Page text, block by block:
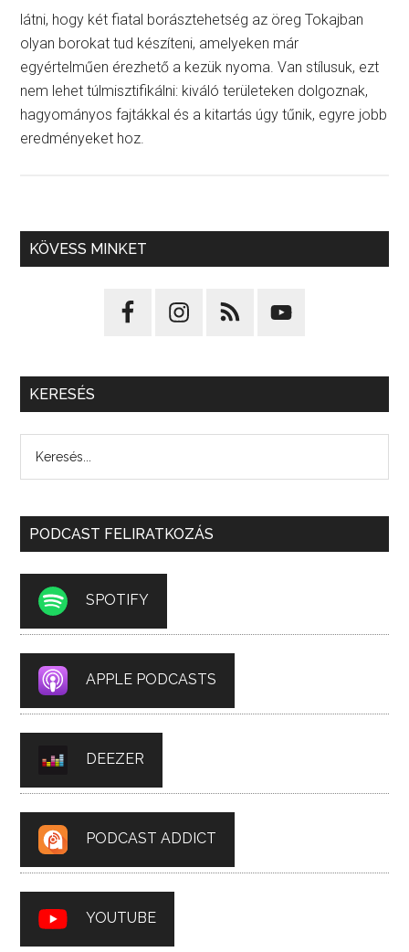
látni, hogy két fiatal borásztehetség az öreg Tokajban
olyan borokat tud készíteni, amelyeken már
egyértelműen érezhető a kezük nyoma. Van stílusuk, ezt
nem lehet túlmisztifikálni: kiváló területeken dolgoznak,
hagyományos fajtákkal és a kitartás úgy tűnik, egyre jobb
eredményeket hoz.
KÖVESS MINKET
KERESÉS
PODCAST FELIRATKOZÁS
SPOTIFY
APPLE PODCASTS
DEEZER
PODCAST ADDICT
YOUTUBE